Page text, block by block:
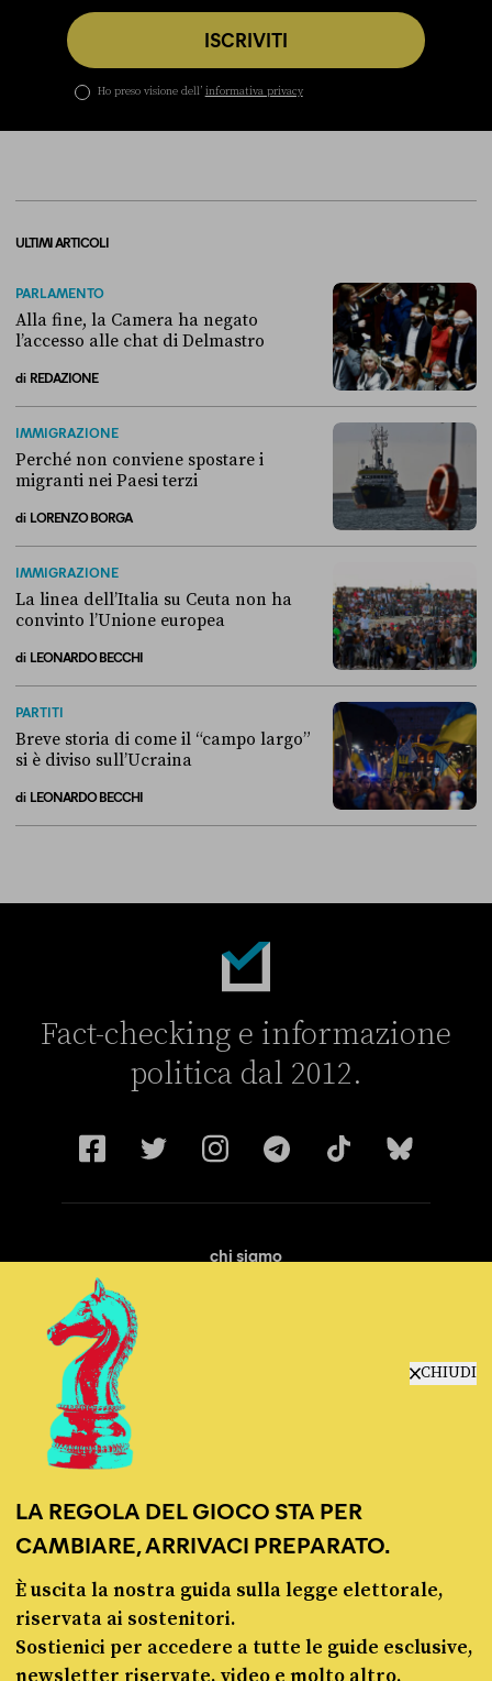
CHIUDI
LA REGOLA DEL GIOCO STA PER
CAMBIARE, ARRIVACI PREPARATO.
È uscita la nostra guida sulla legge elettorale,
riservata ai sostenitori.
Sostienici per accedere a tutte le guide esclusive,
ISCRIVITI
Ho preso visione dell’ informativa privacy
ULTIMI ARTICOLI
PARLAMENTO
Alla fine, la Camera ha negato
l’accesso alle chat di Delmastro
di REDAZIONE
IMMIGRAZIONE
Perché non conviene spostare i
migranti nei Paesi terzi
di LORENZO BORGA
IMMIGRAZIONE
La linea dell’Italia su Ceuta non ha
convinto l’Unione europea
di LEONARDO BECCHI
PARTITI
Breve storia di come il “campo largo”
si è diviso sull’Ucraina
di LEONARDO BECCHI
Fact-checking e informazione
politica dal 2012.
chi siamo
© Pagella Politica 2012 - 2026
Pagella Politica è una testata registrata presso il Tribunale di Milano, n. 55 del 8
marzo 2021. ISSN 2974-9387